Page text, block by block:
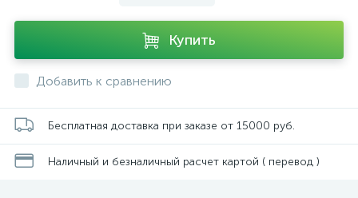
Купить
Добавить к сравнению
Бесплатная доставка при заказе от 15000 руб.
Наличный и безналичный расчет картой ( перевод )